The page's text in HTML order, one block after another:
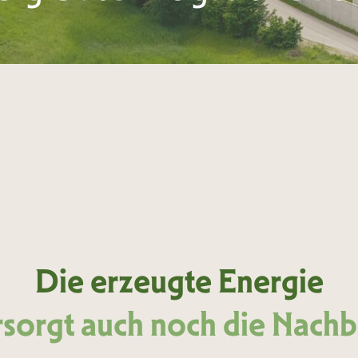
Die erzeugte Energie
auch noch die